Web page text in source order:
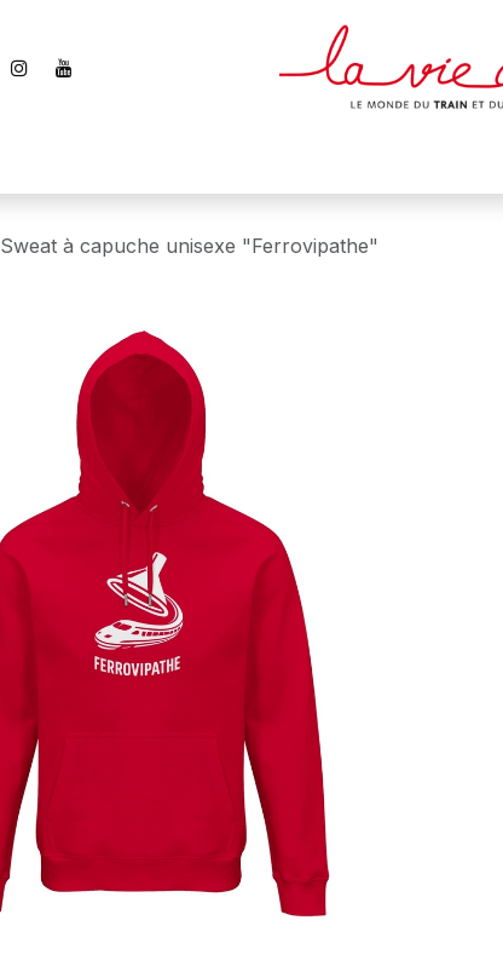
Sweat à capuche unisexe "Ferrovipathe"